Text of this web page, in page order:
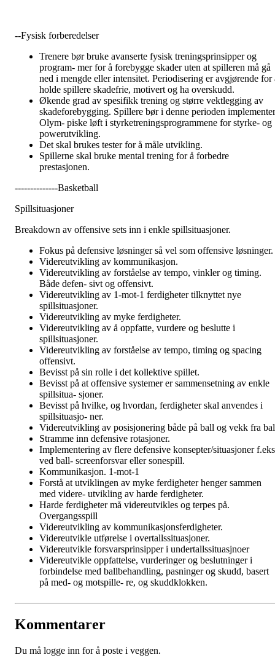
--Fysisk forberedelser
Trenere bør bruke avanserte fysisk treningsprinsipper og
program- mer for å forebygge skader uten at spilleren må gå
ned i mengde eller intensitet. Periodisering er avgjørende for
holde spillere skadefrie, motivert og ha overskudd.
Økende grad av spesifikk trening og større vektlegging av
skadeforebygging. Spillere bør i denne perioden
Olym- piske løft i styrketreningsprogrammene for styrke- og
powerutvikling.
Det skal brukes tester for å måle utvikling.
Spillerne skal bruke mental trening for å forbedre
prestasjonen.
--------------Basketball
Spillsituasjoner
Breakdown av offensive sets inn i enkle spillsituasjoner.
Fokus på defensive løsninger så vel som offensive løsninger.
Videreutvikling av kommunikasjon.
Videreutvikling av forståelse av tempo, vinkler og timing.
Både defen- sivt og offensivt.
Videreutvikling av 1-mot-1 ferdigheter tilknyttet nye
spillsituasjoner.
Videreutvikling av myke ferdigheter.
Videreutvikling av å oppfatte, vurdere og beslutte i
spillsituasjoner.
Videreutvikling av forståelse av tempo, timing og spacing
offensivt.
Bevisst på sin rolle i det kollektive spillet.
Bevisst på at offensive systemer er sammensetning av enkle
spillsitua- sjoner.
Bevisst på hvilke, og hvordan, ferdigheter skal anvendes i
spillsituasjo- ner.
Videreutvikling av posisjonering både på ball og vekk fra
Stramme inn defensive rotasjoner.
Implementering av flere defensive konsepter/situasjoner
ved ball- screenforsvar eller sonespill.
Kommunikasjon. 1-mot-1
Forstå at utviklingen av myke ferdigheter henger sammen
med videre- utvikling av harde ferdigheter.
Harde ferdigheter må videreutvikles og terpes på.
Overgangsspill
Videreutvikling av kommunikasjonsferdigheter.
Videreutvikle utførelse i overtallssituasjoner.
Videreutvikle forsvarsprinsipper i undertallssituasjnoer
Videreutvikle oppfattelse, vurderinger og beslutninger i
forbindelse med ballbehandling, pasninger og skudd, basert
på med- og motspille- re, og skuddklokken.
Kommentarer
Du må logge inn for å poste i veggen.